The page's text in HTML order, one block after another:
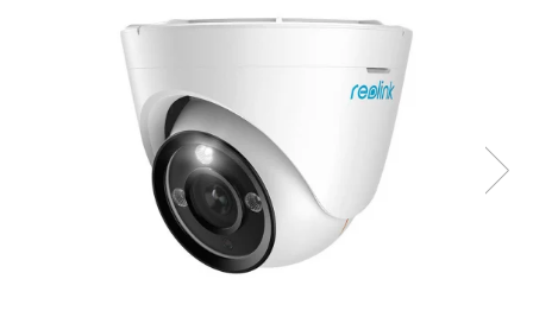
Sisteme de control al mașinilor